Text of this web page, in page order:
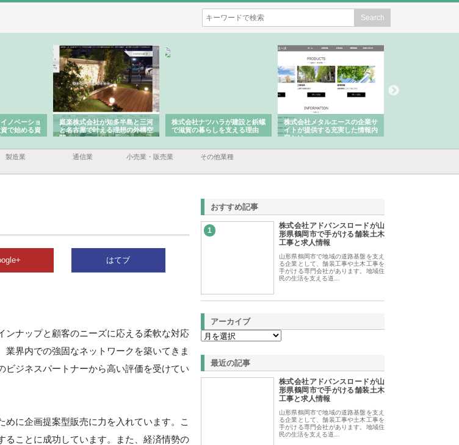
ベーショ
始める資
庭楽株式会社が知多半島と三河
と名古屋で叶える理想の外構空
間
株式会社ナツハラが建設と鋲螺
で滋賀の暮らしを支える理由
株式会社メタルエースの企業サ
イトが提供する充実した情報内
容とは
製造業 通信業 小売業・販売業 その他業種
はてブ
ンナップと顧客のニーズに応える柔軟な対応
界内での強固なネットワークを築いてきま
ビジネスパートナーから高い評価を受けてい
に企画提案型販売に力を入れています。こ
ることに成功しています。また、経済情勢の
おすすめ記事
1
株式会社アドバンスロードが山
形県鶴岡市で手がける舗装土木
工事と求人情報
山形県鶴岡市で地域の道路基盤を支え
る企業として、舗装工事や土木工事を
手がける専門会社があります。地域住
民の生活を支える道…
アーカイブ
最近の記事
株式会社アドバンスロードが山
形県鶴岡市で手がける舗装土木
工事と求人情報
山形県鶴岡市で地域の道路基盤を支え
る企業として、舗装工事や土木工事を
手がける専門会社があります。地域住
民の生活を支える道…